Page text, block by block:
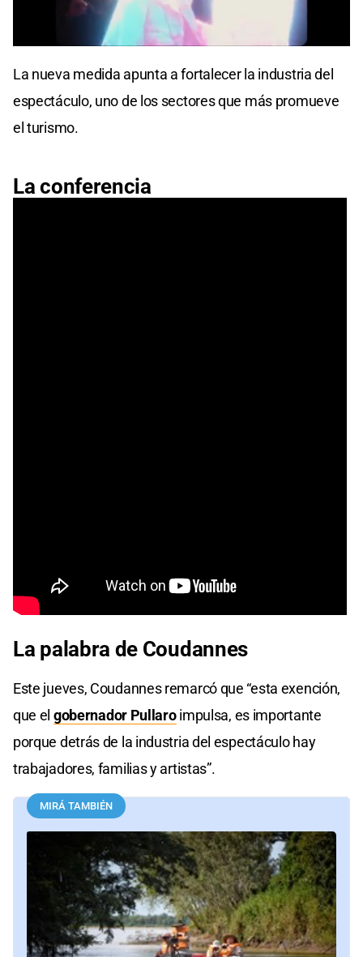
La nueva medida apunta a fortalecer la industria del
espectáculo, uno de los sectores que más promueve
el turismo.
La conferencia
La palabra de Coudannes
Este jueves, Coudannes remarcó que “esta exención,
que el gobernador Pullaroimpulsa, es importante
porque detrás de la industria del espectáculo hay
trabajadores, familias y artistas”.
MIRÁ TAMBIÉN